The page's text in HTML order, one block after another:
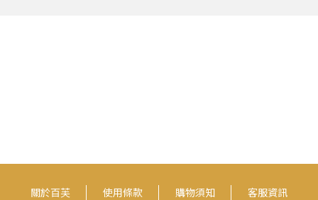
關於百芙 使用條款 購物須知 客服資訊